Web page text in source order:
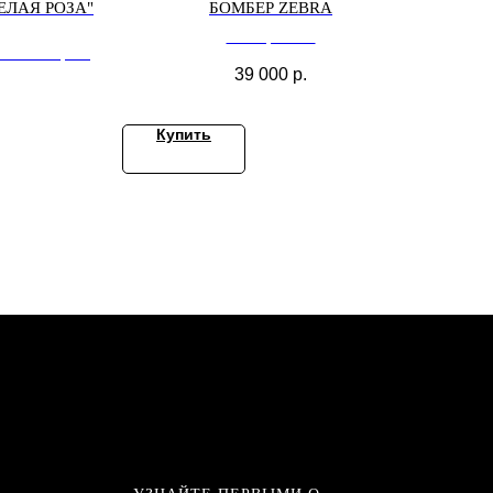
РОЗА" БОМБЕР ZEBRA
39 000 р.
Купить